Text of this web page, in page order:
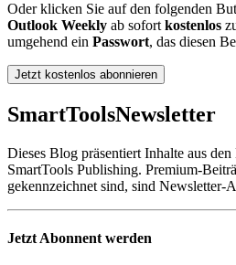
Oder klicken Sie auf den folgenden
Outlook Weekly ab sofort kostenlos
umgehend ein Passwort, das diesen
Jetzt kostenlos abonnieren
SmartToolsNewsletter
Dieses Blog präsentiert Inhalte aus
SmartTools Publishing. Premium-
gekennzeichnet sind, sind Newsletter-
Jetzt Abonnent werden